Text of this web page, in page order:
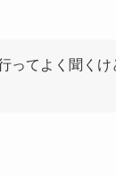
ってよく聞く